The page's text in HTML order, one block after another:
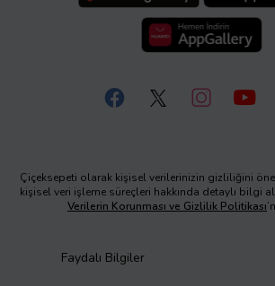
Çiçeksepeti olarak kişisel verilerinizin gizliliğini
kişisel veri işleme süreçleri hakkında detaylı bilgi
Verilerin Korunması ve Gizlilik Politikası
Faydalı Bilgiler